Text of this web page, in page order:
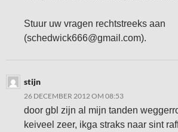
Stuur uw vragen rechtstreeks aan
(schedwick666@gmail.com).
stijn
26 DECEMBER 2012 OM 08:53
door gbl zijn al mijn tanden
keiveel zeer, ikga straks naar sint